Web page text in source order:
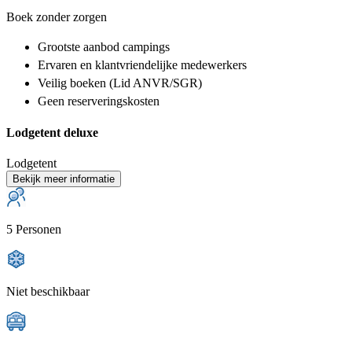
Boek zonder zorgen
Grootste aanbod campings
Ervaren en klantvriendelijke medewerkers
Veilig boeken (Lid ANVR/SGR)
Geen reserveringskosten
Lodgetent deluxe
Lodgetent
Bekijk meer informatie
5 Personen
Niet beschikbaar